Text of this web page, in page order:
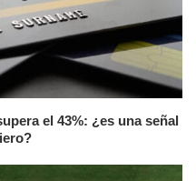
el 43%: ¿es una señal